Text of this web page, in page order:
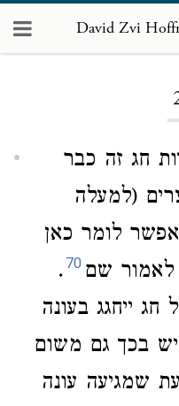
David Zvi
חג זה כבר
(למעלה
אפשר לומר כאן
לאמור שם 70
.
ייחגג בעונה
בכך גם משום
שמגיעה עונה